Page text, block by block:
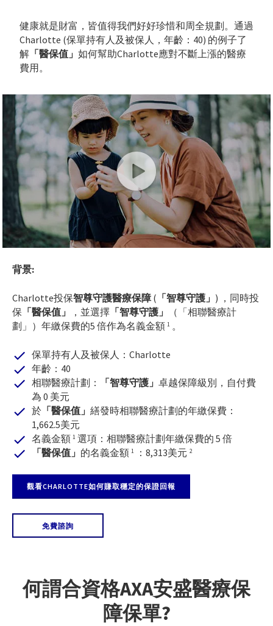
健康就是財富，皆值得我們好好珍惜和周全規劃。通過
Charlotte (保單持有人及被保人，年齡：40) 的例子了
解 「醫保值」 如何幫助Charlotte應對不斷上漲的醫療
費用。
背景:
Charlotte投保智尊守護醫療保障 ( 「智尊守護」 ) ，同時投
保 「醫保值」 ，並選擇 「智尊守護」
（「相聯醫療計
劃」）年繳保費的5 倍作為名義金額
1
。
保單持有人及被保人：Charlotte
年齡：40
相聯醫療計劃：
「智尊守護」 卓越保障級別，自付費
為 0 美元
於 「醫保值」 繕發時相聯醫療計劃的年繳保費：
1,662.5美元
名義金額 選項：相聯醫療計劃年繳保費的 5 倍
「醫保值」 的名義金額 ：8,313美元
觀看CHARLOTTE如何賺取穩定的保證回報
免費諮詢
何謂合資格AXA安盛醫療保
障保單?